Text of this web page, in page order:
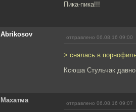
Пика-пика!!!
Abrikosov отправлено 06.08.16 09:00
> снялась в
Ксюша Стульчак
Махатма отправлено 06.08.16 09:07